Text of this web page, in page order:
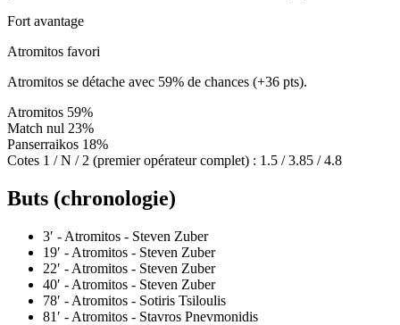
Fort avantage
Atromitos favori
Atromitos se détache avec 59% de chances (+36 pts).
Atromitos 59%
Match nul 23%
Panserraikos 18%
Cotes 1 / N / 2 (premier opérateur complet) : 1.5 / 3.85 / 4.8
Buts (chronologie)
3′ - Atromitos - Steven Zuber
19′ - Atromitos - Steven Zuber
22′ - Atromitos - Steven Zuber
40′ - Atromitos - Steven Zuber
78′ - Atromitos - Sotiris Tsiloulis
81′ - Atromitos - Stavros Pnevmonidis